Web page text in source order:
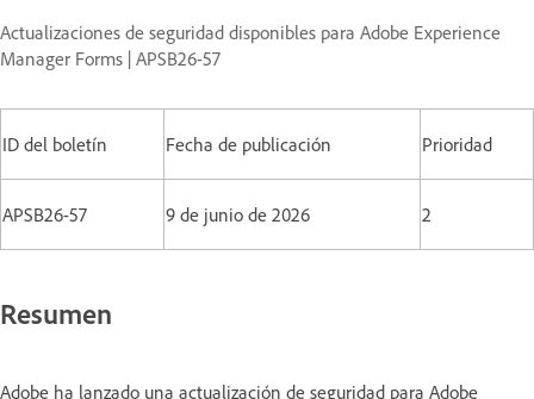
Actualizaciones de seguridad disponibles para Adobe Experience
Manager Forms | APSB26-57
ID del boletín Fecha de publicación Prioridad
APSB26-57 9 de junio de 2026 2
Resumen
Adobe ha lanzado una actualización de seguridad para Adobe